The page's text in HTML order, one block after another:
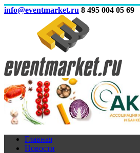
info@eventmarket.ru 8 495 004 05 69
Главная
Новости